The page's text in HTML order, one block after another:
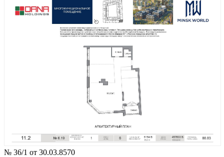
№ 36/1 от 30.03.8570